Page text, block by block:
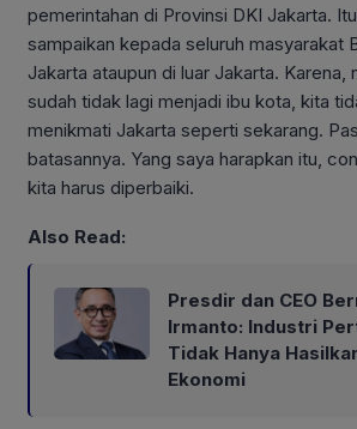
pemerintahan di Provinsi DKI Jakarta.
sampaikan kepada seluruh masyarakat
Jakarta ataupun di luar Jakarta. Karena,
sudah tidak lagi menjadi ibu kota, kita
menikmati Jakarta seperti sekarang.
batasannya. Yang saya harapkan itu,
kita harus diperbaiki.
Also Read:
Presdir dan CEO
Irmanto: Industri
Tidak Hanya
Ekonomi